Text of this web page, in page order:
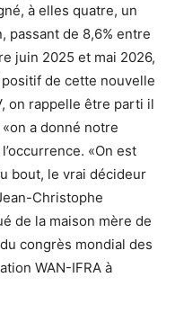
à elles quatre, un
passant de 8,6% entre
juin 2025 et mai 2026,
de cette nouvelle
on rappelle être parti il
a donné notre
«On est
bout, le vrai décideur
Christophe
de la maison mère de
congrès mondial des
WAN-IFRA à